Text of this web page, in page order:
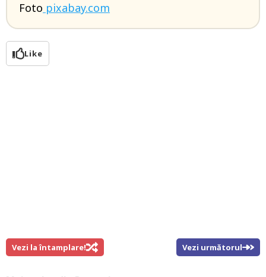
Foto pixabay.com
Like
Vezi la întamplare! Vezi următorul